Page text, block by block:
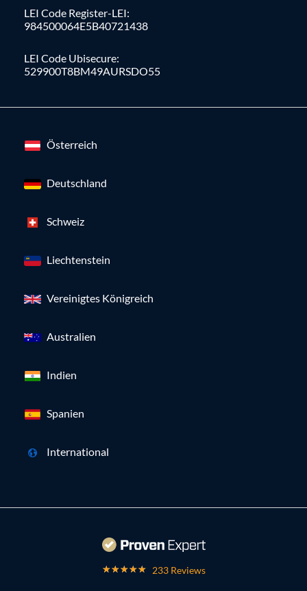
LEI Code Register-LEI:
984500064E5B40721438
LEI Code Ubisecure:
529900T8BM49AURSDO55
Österreich
Deutschland
Schweiz
Liechtenstein
Vereinigtes Königreich
Australien
Indien
Spanien
International
233 Reviews